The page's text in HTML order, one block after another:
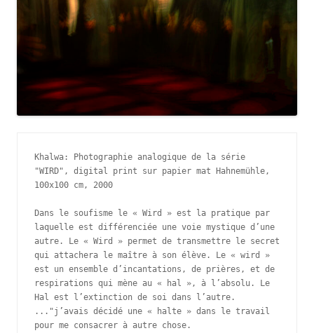
Khalwa: Photographie analogique de la série
"WIRD", digital print sur papier mat Hahnemühle,
100x100 cm, 2000
Dans le soufisme le « Wird » est la pratique par
laquelle est différenciée une voie mystique d’une
autre. Le « Wird » permet de transmettre le secret
qui attachera le maître à son élève. Le « wird »
est un ensemble d’incantations, de prières, et de
respirations qui mène au « hal », à l’absolu. Le
Hal est l’extinction de soi dans l’autre.
..."j’avais décidé une « halte » dans le travail
pour me consacrer à autre chose.